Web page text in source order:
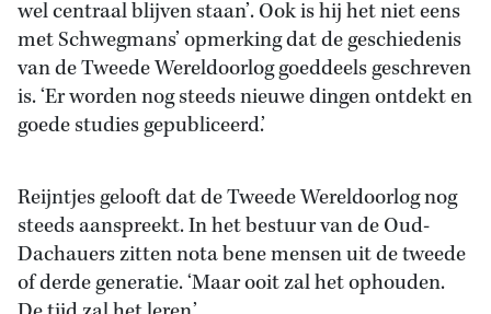
wel centraal blijven staan’. Ook is hij het niet eens
met Schwegmans’ opmerking dat de geschiedenis
van de Tweede Wereldoorlog goeddeels geschreven
is. ‘Er worden nog steeds nieuwe dingen ontdekt en
goede studies gepubliceerd.’
Reijntjes gelooft dat de Tweede Wereldoorlog nog
steeds aanspreekt. In het bestuur van de Oud-
Dachauers zitten nota bene mensen uit de tweede
of derde generatie. ‘Maar ooit zal het ophouden.